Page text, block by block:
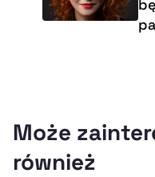
Może
również